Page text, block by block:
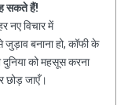
सकते हैं!
नए विचार में
बनाना हो, कॉफी के
दुनिया को महसूस करना
छोड़ जाएँ।